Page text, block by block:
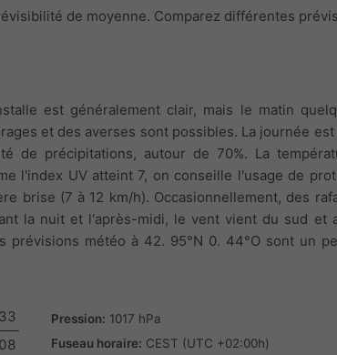
de moyenne. Comparez différentes
est généralement clair, mais le matin
et des averses sont possibles. La journée
de précipitations, autour de 70%. La
l'index UV atteint 7, on conseille l'usage de
brise (7 à 12 km/h). Occasionnellement, des
la nuit et l'après-midi, le vent vient du sud et
prévisions météo à 42. 95°N 0. 44°O sont un
Pression: 1017 hPa
Fuseau horaire: CEST (UTC +02:00h)